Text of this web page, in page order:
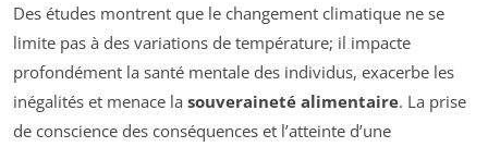
Des études montrent que le changement climatique ne se
limite pas à des variations de température; il impacte
profondément la santé mentale des individus, exacerbe les
inégalités et menace la souveraineté alimentaire. La prise
de conscience des conséquences et l’atteinte d’une